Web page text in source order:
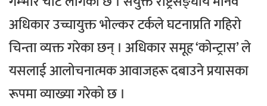
अधिकार उच्चायुक्त भोल्कर टर्कले घटनाप्रति गहिरो
चिन्ता व्यक्त गरेका छन् । अधिकार समूह ‘कोन्ट्रास’ ले
यसलाई आलोचनात्मक आवाजहरू दबाउने प्रयासका
रूपमा व्याख्या गरेको छ ।